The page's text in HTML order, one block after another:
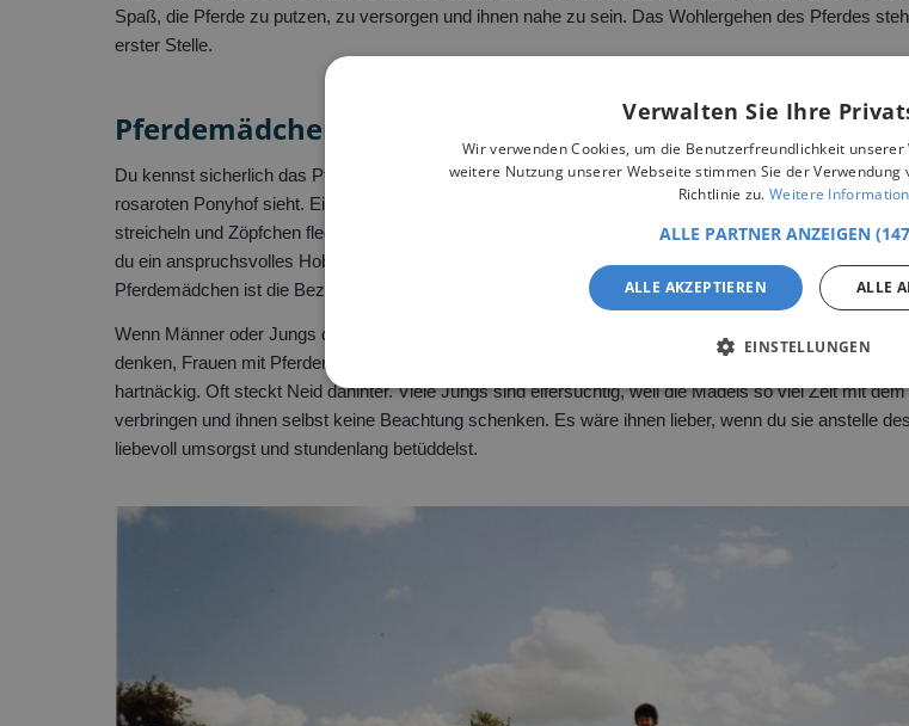
Spaß, die Pferde zu putzen, zu versorgen und ihnen nahe zu sein. Das Wohlergehen des Pferdes
erster Stelle.
Pferdemädchen Klischee: Passt das zu dir?
Du kennst sicherlich das Pferdemädchen Klischee von der naiven und schwärmerischen Zicke, die
rosaroten Ponyhof sieht. Ein weiteres Pferdemädchen Klischee ist, das du nichts anderes tust, als
streicheln und Zöpfchen flechten. Pferdemädchen wirken nur in den Augen der anderen albern.
du ein anspruchsvolles Hobby. Du bist viel draußen in der Natur und übernimmst Verantwortung. Für
Pferdemädchen ist die Beziehung zum Tier etwas ganz Besonderes. Das verstehen viele Menschen
Wenn Männer oder Jungs den Begriff Pferdemädchen als Beleidigung verwenden, sind sie oft nur
denken, Frauen mit Pferden sind komisch, weil sie ihr ganzes Leben ihren Tieren widmen. Dieses
hartnäckig. Oft steckt Neid dahinter. Viele Jungs sind eifersüchtig, weil die Mädels so viel Zeit mit
verbringen und ihnen selbst keine Beachtung schenken. Es wäre ihnen lieber, wenn du sie anstelle
liebevoll umsorgst und stundenlang betüddelst.
Verwalten Sie Ihre
Wir verwenden Cookies, um die Benutzerfreundlichkeit
weitere Nutzung unserer Webseite stimmen Sie der Verwendung
Richtlinie zu.Weitere
ALLE PARTNER ANZEIGEN
ALLE AKZEPTIEREN ALLE
EINSTELLUNGEN